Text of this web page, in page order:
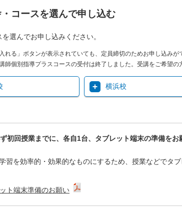
コースを選んで申し込む
選んでお申し込みください。
入れる」ボタンが表示されていても、定員締切のためお申し込み
師個別指導プラスコースの受付は終了しました。受講をご希望
横浜校
初回授業までに、各自1台、タブレット端末の準備をお
習を効率的・効果的なものにするため、授業などでタ
ト端末準備のお願い